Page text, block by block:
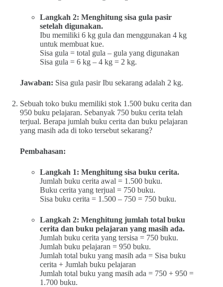
Langkah 2: Menghitung sisa gula pasir
setelah digunakan.
Ibu memiliki 6 kg gula dan menggunakan 4 kg
untuk membuat kue.
Sisa gula = total gula – gula yang digunakan
Sisa gula = 6 kg – 4 kg = 2 kg.
Jawaban: Sisa gula pasir Ibu sekarang adalah 2 kg.
Sebuah toko buku memiliki stok 1.500 buku cerita dan
950 buku pelajaran. Sebanyak 750 buku cerita telah
terjual. Berapa jumlah buku cerita dan buku pelajaran
yang masih ada di toko tersebut sekarang?
Pembahasan:
Langkah 1: Menghitung sisa buku cerita.
Jumlah buku cerita awal = 1.500 buku.
Buku cerita yang terjual = 750 buku.
Sisa buku cerita = 1.500 – 750 = 750 buku.
Langkah 2: Menghitung jumlah total buku
cerita dan buku pelajaran yang masih ada.
Jumlah buku cerita yang tersisa = 750 buku.
Jumlah buku pelajaran = 950 buku.
Jumlah total buku yang masih ada = Sisa buku
cerita + Jumlah buku pelajaran
Jumlah total buku yang masih ada = 750 + 950 =
1.700 buku.